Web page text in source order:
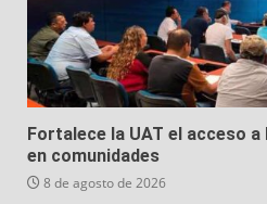
Fortalece la UAT el acceso
en comunidades
8 de agosto de 2026